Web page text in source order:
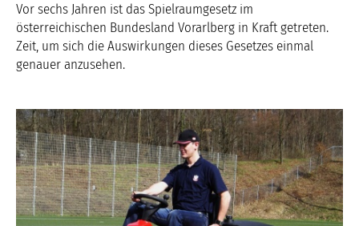
Vor sechs Jahren ist das Spielraumgesetz im
österreichischen Bundesland Vorarlberg in Kraft getreten.
Zeit, um sich die Auswirkungen dieses Gesetzes einmal
genauer anzusehen.